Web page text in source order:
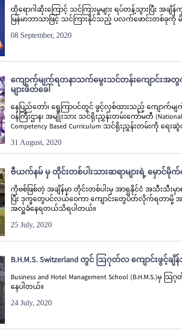
ထိုရောဂါဆိုးကြောင့် သင်ကြားမှုများ ရပ်တန့်သွားပြီး အခ
မြန်မာဘာသာဖြင့် သင်ကြားနိုင်သည့် ပလက်ဖောင်းတစ်ခုကို
08 September, 2020
ကျောက်မျက်ရတနာသက်မွေးသင်တန်းကျောင်းအ
များဖိတ်ခေါ်
နေပြည်တော်၊ ရွေကြာပင်တွင် ဖွင့်လှစ်ထားသည့် ကျောက်
ဝန်ကြီးဌာန၊ အမျိုးသား သင်ရိုးညွှန်းတမ်းကော်မတီ
Competency Based Curriculum သင်ရိုးညွှန်းတမ်းကို
31 August, 2020
ဗီယက်နမ် မှ တိုင်းတစ်ပါးသားဆရာများရဲ့ မှောင်မိုက်
ကိုဗစ်ဖြစ်တဲ့ အချိန်မှာ တိုင်းတစ်ပါးမှ အာရှနိုင်ငံ အသီးသီးမှ
ပြီး ဒုက္ခတွေပင်လယ်ဝေကာ ကျောင်းတွေပိတ်လိုက်ရတာမို့ အ
အလှူခံနေရတယ်သိရပါတယ်။
25 July, 2020
B.H.M.S. Switzerland တွင် ဩဂုတ်လ ကျောင်းဖွင့်
Business and Hotel Management School
နေပါတယ်။
24 July, 2020